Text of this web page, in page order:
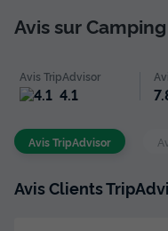
MOBILHOME 6
Annulation gratuite
Surface
33m² 6
Lave-vaisselle
Avis sur
Avis TripAdvisor
4.1
Avis TripAdvisor
Avis Clients